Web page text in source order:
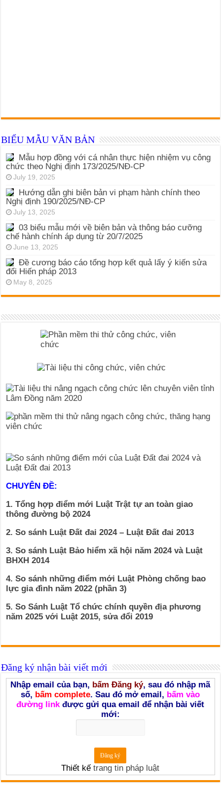
BIỂU MẪU VĂN BẢN
Mẫu hợp đồng với cá nhân thực hiện nhiệm vụ công
chức theo Nghị định 173/2025/NĐ-CP
July 19, 2025
Hướng dẫn ghi biên bản vi phạm hành chính theo
Nghị định 190/2025/NĐ-CP
July 13, 2025
03 biểu mẫu mới về biên bản và thông báo cưỡng
chế hành chính áp dụng từ 20/7/2025
June 13, 2025
Đề cương báo cáo tổng hợp kết quả lấy ý kiến sửa
đổi Hiến pháp 2013
May 8, 2025
CHUYÊN ĐỀ:
1. Tổng hợp điểm mới Luật Trật tự an toàn giao
thông đường bộ 2024
2. So sánh Luật Đất đai 2024 – Luật Đất đai 2013
3. So sánh Luật Bảo hiểm xã hội năm 2024 và Luật
BHXH 2014
4. So sánh những điểm mới Luật Phòng chống bao
lực gia đình năm 2022 (phần 3)
5. So Sánh Luật Tổ chức chính quyền địa phương
năm 2025 với Luật 2015, sửa đổi 2019
Đăng ký nhận bài viết mới
Nhập email của bạn, bấm Đăng ký, sau đó nhập mã
số, bấm complete. Sau đó mở email, bấm vào
đường linkđược gửi qua email để nhận bài viết
mới:
Thiết kếtrang tin pháp luật